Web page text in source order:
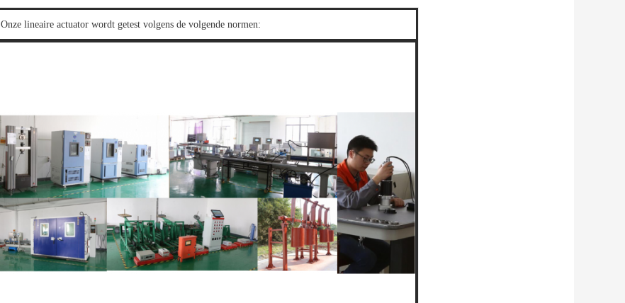
Onze lineaire actuator wordt getest volgens de volgende normen: